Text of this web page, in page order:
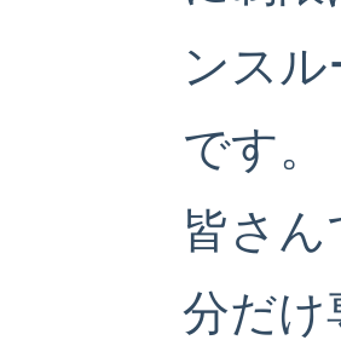
ンス
です。
皆さ
分だけ